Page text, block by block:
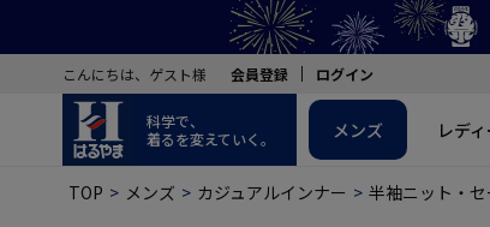
こんにちは、ゲスト様 会員登録 ログイン
科学で、
着るを変えていく。
メンズ レデ
TOP メンズ カジュアルインナー 半袖ニット・セ